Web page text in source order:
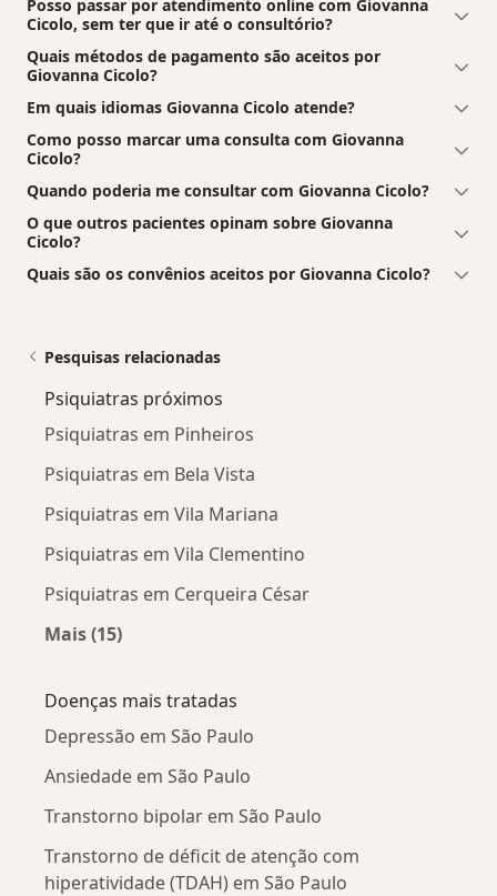
Posso passar por atendimento online com Giovanna
Cicolo, sem ter que ir até o consultório?
Quais métodos de pagamento são aceitos por
Giovanna Cicolo?
Em quais idiomas Giovanna Cicolo atende?
Como posso marcar uma consulta com Giovanna
Cicolo?
Quando poderia me consultar com Giovanna Cicolo?
O que outros pacientes opinam sobre Giovanna
Cicolo?
Quais são os convênios aceitos por Giovanna Cicolo?
Pesquisas relacionadas
Psiquiatras próximos
Psiquiatras em Pinheiros
Psiquiatras em Bela Vista
Psiquiatras em Vila Mariana
Psiquiatras em Vila Clementino
Psiquiatras em Cerqueira César
Mais (15)
Doenças mais tratadas
Depressão em São Paulo
Ansiedade em São Paulo
Transtorno bipolar em São Paulo
Transtorno de déficit de atenção com
hiperatividade (TDAH) em São Paulo